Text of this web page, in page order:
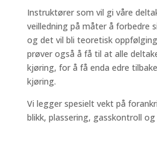
Instruktører som vil gi våre
veilledning på måter å forbedre
og det vil bli teoretisk
prøver også å få til at alle
kjøring, for å få enda edre
kjøring.
Vi legger spesielt vekt på
blikk, plassering, gasskontroll og